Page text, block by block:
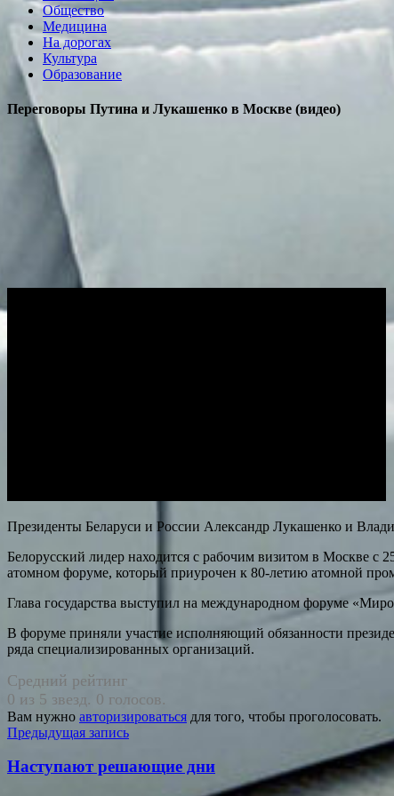
Общество
Медицина
На дорогах
Культура
Образование
Переговоры Путина и Лукашенко в Москве (видео)
Президенты Беларуси и России Александр Лукашенко и
Белорусский лидер находится с рабочим визитом в Москве с
атомном форуме, который приурочен к 80-летию атомной
Глава государства выступил на международном форуме
В форуме приняли участие исполняющий обязанности
ряда специализированных организаций.
Средний рейтинг
0 из 5 звезд. 0 голосов.
Вам нужно авторизироваться для того, чтобы проголосовать.
Навигация
по
записям
Предыдущая запись
Наступают решающие дни